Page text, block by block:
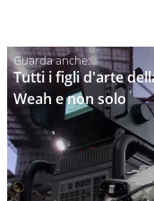
Tutti i figli d'arte
Weah e non solo